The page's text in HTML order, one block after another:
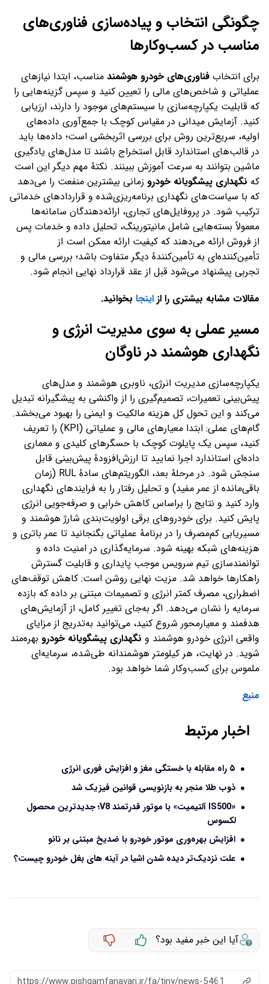
چگونگی انتخاب و پیاده‌سازی فناوری‌های
مناسب در کسب‌وکارها
برای انتخاب فناوری‌های خودرو هوشمند مناسب، ابتدا نیازهای
عملیاتی و شاخص‌های مالی را تعیین کنید و سپس گزینه‌هایی را
که قابلیت یکپارچه‌سازی با سیستم‌های موجود را دارند، ارزیابی
کنید. آزمایش میدانی در مقیاس کوچک با جمع‌آوری داده‌های
اولیه، سریع‌ترین روش برای بررسی اثربخشی است؛ داده‌ها باید
در قالب‌های استاندارد قابل استخراج باشند تا مدل‌های یادگیری
ماشین بتوانند به سرعت آموزش ببینند. نکتهٔ مهم دیگر این است
که نگهداری پیشگویانه خودرو زمانی بیشترین منفعت را می‌دهد
که با سیاست‌های نگهداری برنامه‌ریزی‌شده و قراردادهای خدماتی
ترکیب شود. در پروفایل‌های تجاری، ارائه‌دهندگان سامانه‌ها
معمولاً بسته‌هایی شامل مانیتورینگ، تحلیل داده و خدمات پس
از فروش ارائه می‌دهند که کیفیت ارائه ممکن است از
تأمین‌کننده‌ای به تأمین‌کنندهٔ دیگر متفاوت باشد؛ بررسی مالی و
تجربی پیشنهاد می‌شود قبل از عقد قرارداد نهایی انجام شود.
مقالات مشابه بیشتری را از اینجا بخوانید.
مسیر عملی به سوی مدیریت انرژی و
نگهداری هوشمند در ناوگان
یکپارچه‌سازی مدیریت انرژی، ناوبری هوشمند و مدل‌های
پیش‌بینی تعمیرات، تصمیم‌گیری را از واکنشی به پیشگیرانه تبدیل
می‌کند و این تحول کل هزینه مالکیت و ایمنی را بهبود می‌بخشد.
گام‌های عملی: ابتدا معیارهای مالی و عملیاتی (KPI) را تعریف
کنید، سپس یک پایلوت کوچک با حسگرهای کلیدی و معماری
داده‌ای استاندارد اجرا نمایید تا ارزش‌افزودهٔ پیش‌بینی قابل
سنجش شود. در مرحلهٔ بعد، الگوریتم‌های سادهٔ RUL (زمان
باقی‌مانده از عمر مفید) و تحلیل رفتار را به فرایندهای نگهداری
وارد کنید و نتایج را براساس کاهش خرابی و صرفه‌جویی انرژی
پایش کنید. برای خودروهای برقی اولویت‌بندی شارژ هوشمند و
مسیر‌یابی کم‌مصرف را در برنامهٔ عملیاتی بگنجانید تا عمر باتری و
هزینه‌های شبکه بهینه شود. سرمایه‌گذاری در امنیت داده و
توانمندسازی تیم سرویس موجب پایداری و قابلیت گسترش
راهکارها خواهد شد. مزیت نهایی روشن است: کاهش توقف‌های
اضطراری، مصرف کمتر انرژی و تصمیمات مبتنی بر داده که بازده
سرمایه را نشان می‌دهد. اگر به‌جای تغییر کامل، از آزمایش‌های
هدفمند و معیارمحور شروع کنید، می‌توانید به‌تدریج از مزایای
واقعی انرژی خودرو هوشمند و نگهداری پیشگویانه خودرو بهره‌مند
شوید. در نهایت، هر کیلومتر هوشمندانه طی‌شده، سرمایه‌ای
ملموس برای کسب‌وکار شما خواهد بود.
منبع
اخبار مرتبط
۵ راه مقابله با خستگی مغز و افزایش فوری انرژی
ذوب طلا منجر به بازنویسی قوانین فیزیک شد
«IS500 آلتیمیت» با موتور قدرتمند V8؛ جدیدترین محصول
لکسوس
افزایش بهره‌وری موتور خودرو با ضدیخ مبتنی بر نانو
علت نزدیک‌تر دیده شدن اشیا در آینه‌ های بغل خودرو چیست؟
آیا این خبر مفید بود؟